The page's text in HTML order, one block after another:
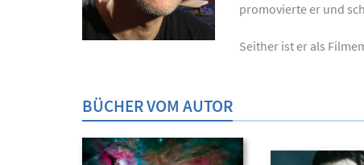
promovierte er und
Seither ist er als
BÜCHER VOM AUTOR